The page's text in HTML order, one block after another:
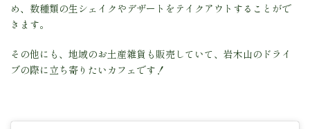
め、数種類の生シェイクやデザートをテイクアウトすることがで
きます。
その他にも、地域のお土産雑貨も販売していて、岩木山のドライ
ブの際に立ち寄りたいカフェです！